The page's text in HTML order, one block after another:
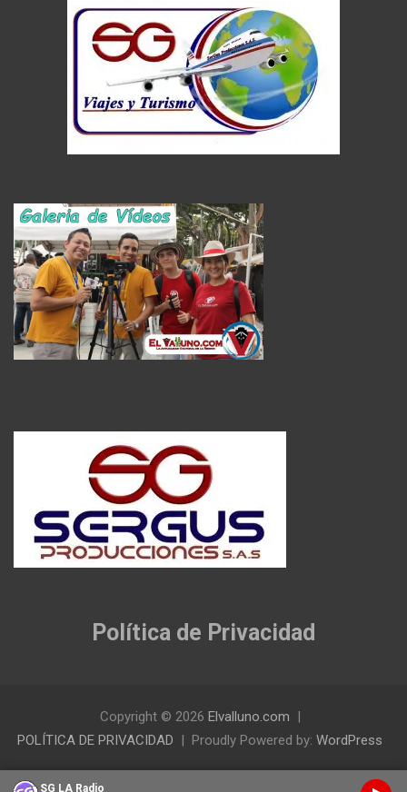
Política de Privacidad
Copyright © 2026 Elvalluno.com
POLÍTICA DE PRIVACIDAD
Proudly Powered by: WordPress
SG LA Radio